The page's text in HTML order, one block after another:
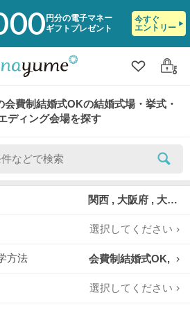
円分の電子マネー
ギフトプレゼント
今すぐ
エントリー
クリップ
ログ
会費制結婚式OKの結婚式場・挙式・
ディング会場を探す
関西 , 大阪府 , 大阪市
選択してください
方法 会費制結婚式OK,
選択してください